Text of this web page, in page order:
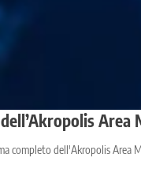
Area
completo dell'Akropolis Area